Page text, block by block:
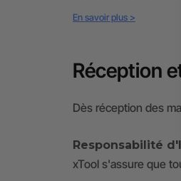
En savoir plus >
Réception
Dès réception des
Responsabilité
xTool s'assure que